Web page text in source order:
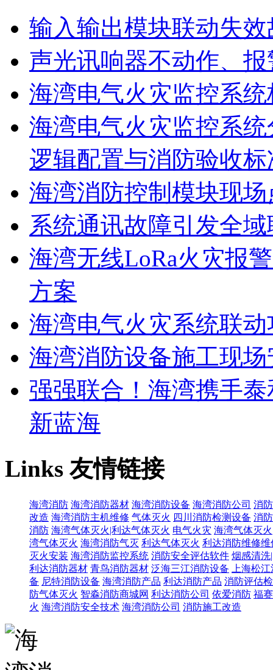
输入输出模块联动失效
声光讯响器不动作、
海湾电气火灾监控系
海湾电气火灾监控系
逻辑配置与消防验收标
海湾消防控制模块现
系统通讯故障引发全
海湾无线LoRa火灾报
方案
海湾电气火灾系统联
海湾消防设备施工现
强强联合！海湾携手
新蓝海
Links友情链接
海湾消防 海湾消防器材 海湾消防设备 海湾消防公司 消
改造 海湾消防主机维修 气体灭火 四川消防检测设备 消
消防 海湾气体灭火|利达气体灭火 电气火灾 海湾气体灭
湾气体灭火 海湾消防气灭 利达气体灭火 利达消防维修维
灭火安装 海湾消防监控系统 消防安全评估软件 烟感清洗
利达消防器材 青鸟消防器材 泛海三江消防设备
上海松
备 尼特消防设备 海湾消防产品 利达消防产品 消防评估
防气体灭火 智淼消防商城网 利达消防公司 依爱消防 福
火 海湾消防安全技术 海湾消防公司 消防施工改造